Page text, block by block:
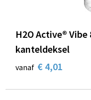
H2O Active®
kanteldeksel
vanaf € 4,01